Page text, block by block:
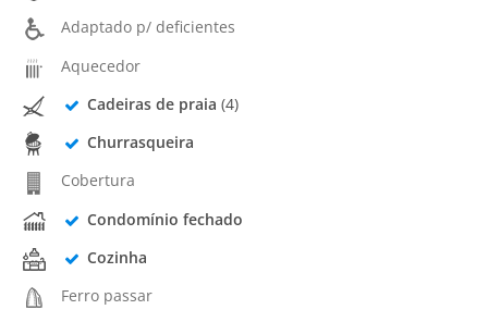
Adaptado p/ deficientes
Aquecedor
Cadeiras de praia (4)
Churrasqueira
Cobertura
Condomínio fechado
Cozinha
Ferro passar